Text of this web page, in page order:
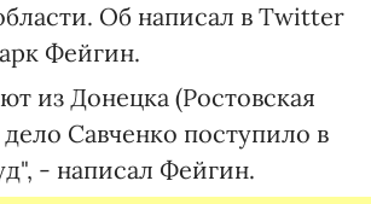
Об написал в Twitter
Фейгин.
из Донецка (Ростовская
дело Савченко поступило в
- написал Фейгин.